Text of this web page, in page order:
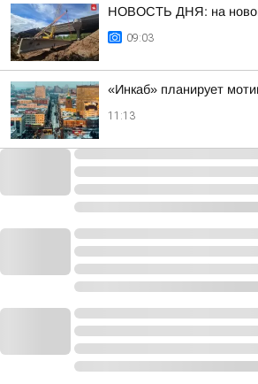
НОВОСТЬ ДНЯ: на новом
09:03
«Инкаб» планирует
11:13